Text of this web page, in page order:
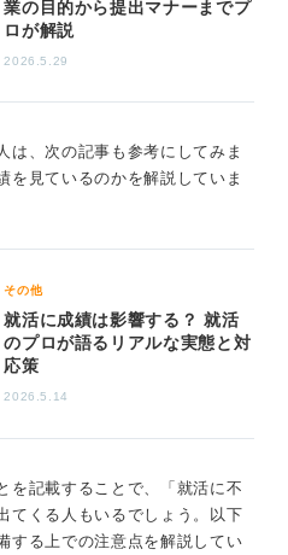
といって、過度に気に病む
も良い成績だったという事
はないものの、スキルや頑
ールができる内容になるた
に活用してみてください
業の目的から提出マナーまでプ
ロが解説
2026.5.29
は、次の記事も参考にしてみま
を見ているのかを解説していま
その他
就活に成績は影響する？ 就活
のプロが語るリアルな実態と対
応策
2026.5.14
を記載することで、「就活に不
てくる人もいるでしょう。以下
する上での注意点を解説してい